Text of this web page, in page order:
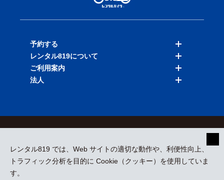
レンタル819 では、Web サイトの適切な動作や、利便性向上、
トラフィック分析を目的に Cookie（クッキー）を使用していま
す。
予約する
バイクを探す
店舗を探す
レンタル819について
料金表
ご利用案内
法人
採用情報
プレスリリース